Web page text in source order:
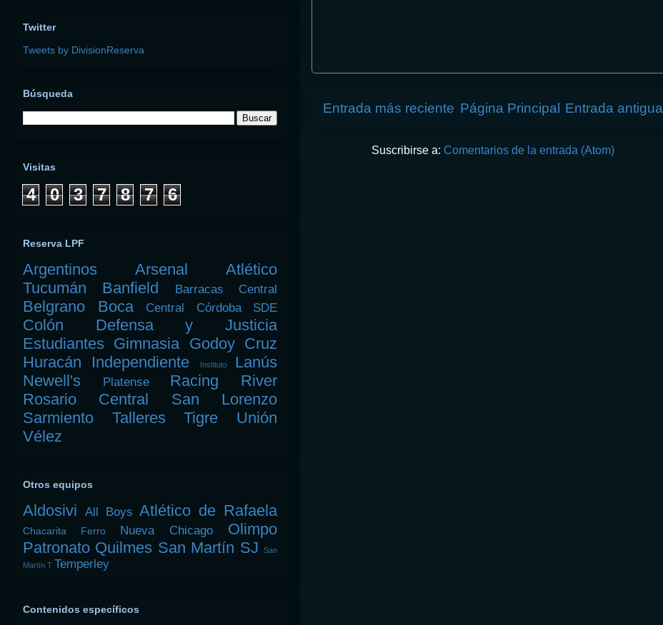
Entrada más reciente Entrada antigua
Página Principal
Suscribirse a: Comentarios de la entrada (Atom)
Twitter
Tweets by DivisionReserva
Búsqueda
Visitas
4 0 3 7 8 7 6
Reserva LPF
Argentinos Arsenal
Atlético
Tucumán
Banfield Barracas Central
Belgrano Boca Central Córdoba SDE
Colón
Defensa y Justicia
Estudiantes Gimnasia Godoy Cruz
Huracán
Independiente Instituto
Lanús
Newell's
Platense Racing
River
Rosario Central
San Lorenzo
Sarmiento
Talleres Tigre
Unión
Vélez
Otros equipos
Aldosivi All Boys Atlético de Rafaela
Chacarita Ferro Nueva Chicago
Olimpo
Patronato Quilmes San Martín SJ
San
Martín T Temperley
Contenidos específicos